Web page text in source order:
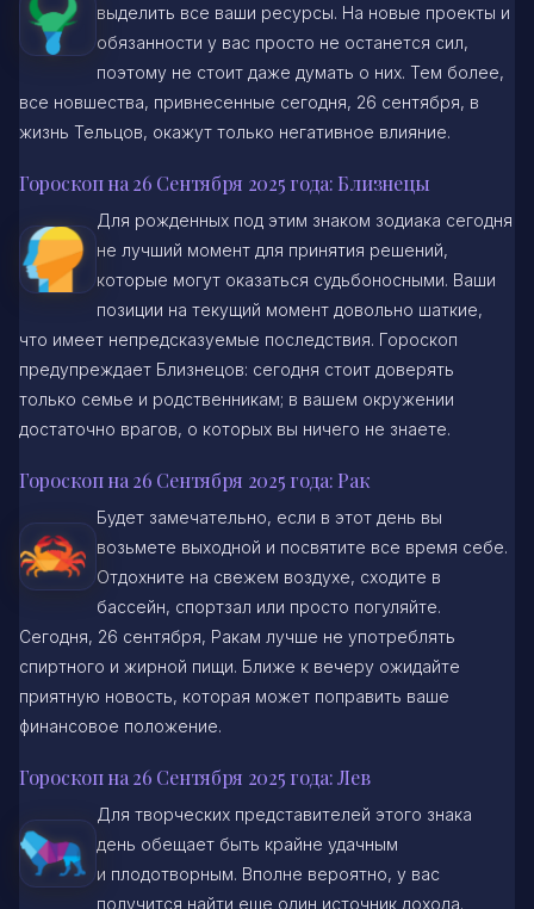
выделить все ваши ресурсы. На новые проекты и
обязанности у вас просто не останется сил,
поэтому не стоит даже думать о них. Тем более,
все новшества, привнесенные сегодня, 26 сентября, в
жизнь Тельцов, окажут только негативное влияние.
Гороскоп на 26 Сентября 2025 года: Близнецы
Для рожденных под этим знаком зодиака сегодня
не лучший момент для принятия решений,
которые могут оказаться судьбоносными. Ваши
позиции на текущий момент довольно шаткие,
что имеет непредсказуемые последствия. Гороскоп
предупреждает Близнецов: сегодня стоит доверять
только семье и родственникам; в вашем окружении
достаточно врагов, о которых вы ничего не знаете.
Гороскоп на 26 Сентября 2025 года: Рак
Будет замечательно, если в этот день вы
возьмете выходной и посвятите все время себе.
Отдохните на свежем воздухе, сходите в
бассейн, спортзал или просто погуляйте.
Сегодня, 26 сентября, Ракам лучше не употреблять
спиртного и жирной пищи. Ближе к вечеру ожидайте
приятную новость, которая может поправить ваше
финансовое положение.
Гороскоп на 26 Сентября 2025 года: Лев
Для творческих представителей этого знака
день обещает быть крайне удачным
и плодотворным. Вполне вероятно, у вас
получится найти еще один источник дохода.